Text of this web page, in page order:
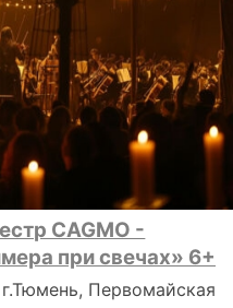
CAGMO -
при свечах» 6+
Первомайская